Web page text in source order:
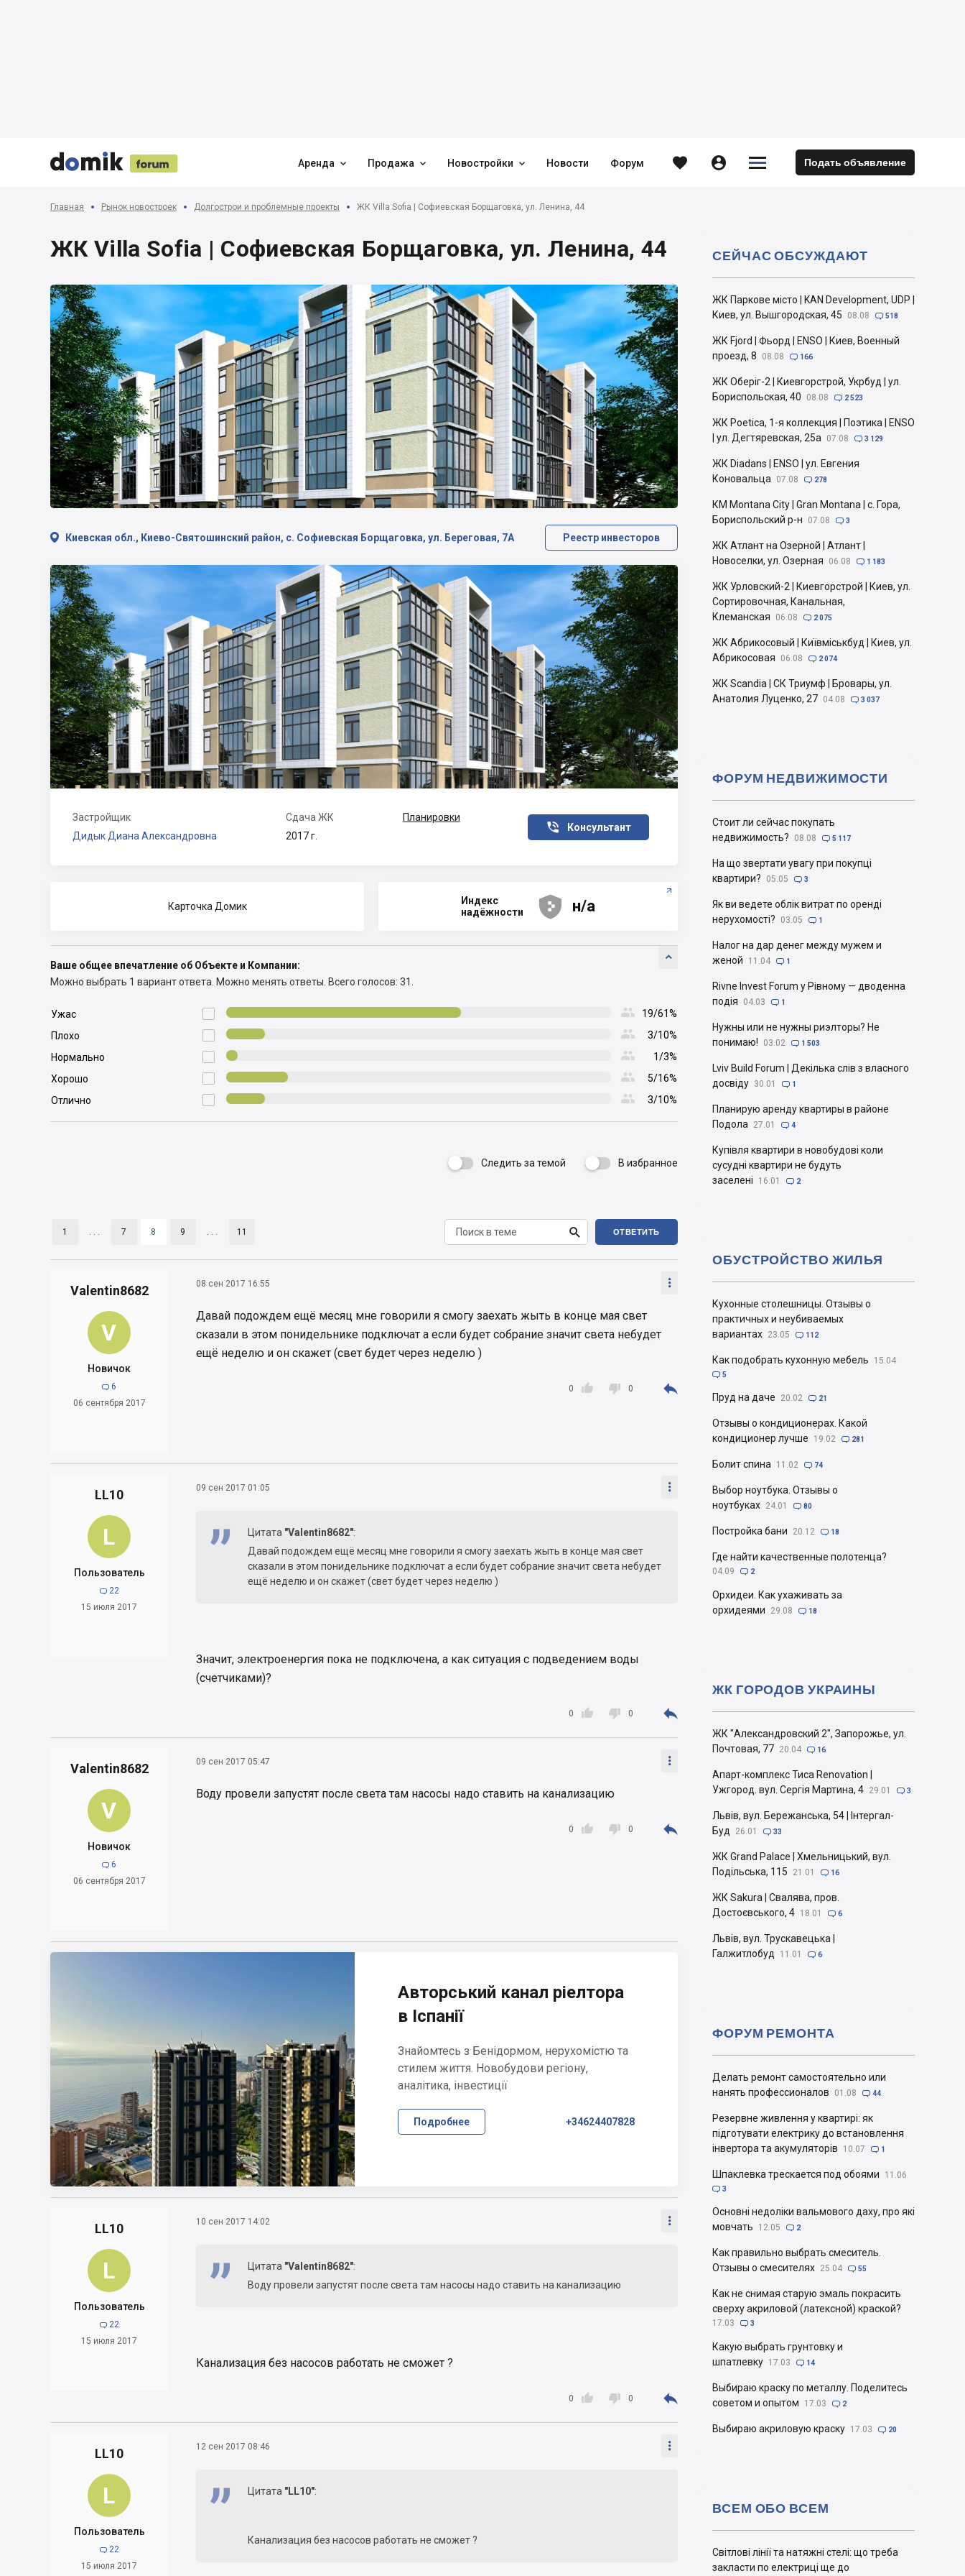


 
 Аренда  Продажа  Новостройки  Новости Форум   

 Подать объявление
Главная Рынок новостроек Долгострои и проблемные проекты ЖК Villa Sofia | Софиевская Борщаговка, ул. Ленина, 44
ЖК Villa Sofia | Софиевская Борщаговка, ул. Ленина, 44
 Киевская обл., Киево-Святошинский район, с. Софиевская Борщаговка, ул. Береговая, 7А Реестр инвесторов
Застройщик
Дидык Диана Александровна
Сдача ЖК
2017 г.
Планировки
Консультант

Карточка Домик
Индекс
надёжности




 н/а

Ваше общее впечатление об Объекте и Компании:
Можно выбрать 1 вариант ответа. Можно менять ответы. Всего голосов: 31.

Ужас  19/61%

Плохо  3/10%

Нормально  1/3%

Хорошо  5/16%

Отлично  3/10%
Следить за темой  В избранное
1 . . . 7 8 9 . . . 11  ОТВЕТИТЬ
Valentin8682
V
Новичок
 6
06 сентября 2017
08 сен 2017 16:55 
Давай подождем ещё месяц мне говорили я смогу заехать жыть в конце мая свет
сказали в этом понидельнике подключат а если будет собрание значит света небудет
ещё неделю и он скажет (свет будет через неделю )

0  0 
LL10
L
Пользователь
 22
15 июля 2017
09 сен 2017 01:05 
Цитата "Valentin8682":
Давай подождем ещё месяц мне говорили я смогу заехать жыть в конце мая свет
сказали в этом понидельнике подключат а если будет собрание значит света небудет
ещё неделю и он скажет (свет будет через неделю )
Значит, электроенергия пока не подключена, а как ситуация с подведением воды
(счетчиками)?

0  0 
Valentin8682
V
Новичок
 6
06 сентября 2017
09 сен 2017 05:47 
Воду провели запустят после света там насосы надо ставить на канализацию

0  0 
LL10
L
Пользователь
 22
15 июля 2017
10 сен 2017 14:02 
Цитата "Valentin8682":
Воду провели запустят после света там насосы надо ставить на канализацию
Канализация без насосов работать не сможет ?

0  0 
LL10
L
Пользователь
 22
15 июля 2017
12 сен 2017 08:46 
Цитата "LL10":
Канализация без насосов работать не сможет ?
Авторський канал ріелтора
в Іспанії
Знайомтесь з Бенідормом, нерухомістю та
стилем життя. Новобудови регіону,
аналітика, інвестиції
Подробнее +34624407828
ЖК Паркове місто | KAN Development, UDP |
Киев, ул. Вышгородская, 45
08.08  518
ЖК Fjord | Фьорд | ENSO | Киев, Военный
проезд, 8
08.08  166
ЖК Оберіг-2 | Киевгорстрой, Укрбуд | ул.
Бориспольская, 40
08.08  2 523
ЖК Poetica, 1-я коллекция | Поэтика | ENSO
| ул. Дегтяревская, 25а
07.08  3 129
ЖК Diadans | ENSO | ул. Евгения
Коновальца
07.08  278
КМ Montana City | Gran Montana | с. Гора,
Бориспольский р-н
07.08  3
ЖК Атлант на Озерной | Атлант |
Новоселки, ул. Озерная
06.08  1 183
ЖК Урловский-2 | Киевгорстрой | Киев, ул.
Сортировочная, Канальная,
Клеманская
06.08  2 075
ЖК Абрикосовый | Київміськбуд | Киев, ул.
Абрикосовая
06.08  2 074
ЖК Scandia | СК Триумф | Бровары, ул.
Анатолия Луценко, 27 04.08  3 037
СЕЙЧАС ОБСУЖДАЮТ
Стоит ли сейчас покупать
недвижимость?
08.08  5 117
На що звертати увагу при покупці
квартири?
05.05  3
Як ви ведете облік витрат по оренді
нерухомості?
03.05  1
Налог на дар денег между мужем и
женой
11.04  1
Rivne Invest Forum у Рівному — дводенна
подія
04.03  1
Нужны или не нужны риэлторы? Не
понимаю!
03.02  1 503
Lviv Build Forum | Декілька слів з власного
досвіду 30.01  1
Планирую аренду квартиры в районе
Подола
27.01  4
Купівля квартири в новобудові коли
сусудні квартири не будуть
заселені
16.01  2
ФОРУМ НЕДВИЖИМОСТИ
Кухонные столешницы. Отзывы о
практичных и неубиваемых
вариантах 23.05  112
Как подобрать кухонную мебель 15.04
 5
Пруд на даче 20.02  21
Отзывы о кондиционерах. Какой
кондиционер лучше
19.02  281
Болит спина 11.02  74
Выбор ноутбука. Отзывы о
ноутбуках 24.01  80
Постройка бани 20.12  18
Где найти качественные полотенца?
04.09  2
Орхидеи. Как ухаживать за
орхидеями
29.08  18
ОБУСТРОЙСТВО ЖИЛЬЯ
ЖК "Александровский 2", Запорожье, ул.
Почтовая, 77 20.04  16
Апарт-комплекс Тиса Renovation |
Ужгород. вул. Сергія Мартина, 4 29.01  3
Львів, вул. Бережанська, 54 | Інтергал-
Буд
26.01  33
ЖК Grand Palace | Хмельницький, вул.
Подільська, 115
21.01  16
ЖК Sakura | Свалява, пров.
Достоєвського, 4 18.01  6
Львів, вул. Трускавецька |
Галжитлобуд
11.01  6
ЖК ГОРОДОВ УКРАИНЫ
Делать ремонт самостоятельно или
нанять профессионалов
01.08  44
Резервне живлення у квартирі: як
підготувати електрику до встановлення
інвертора та акумуляторів
10.07  1
Шпаклевка трескается под обоями 11.06
 3
Основні недоліки вальмового даху, про які
мовчать
12.05  2
Как правильно выбрать смеситель.
Отзывы о смесителях 25.04  55
Как не снимая старую эмаль покрасить
сверху акриловой (латексной) краской?
17.03  3
Какую выбрать грунтовку и
шпатлевку 17.03  14
Выбираю краску по металлу. Поделитесь
советом и опытом
17.03  2
Выбираю акриловую краску 17.03  20
ФОРУМ РЕМОНТА
Світлові лінії та натяжні стелі: що треба
закласти по електриці ще до
ВСЕМ ОБО ВСЕМ